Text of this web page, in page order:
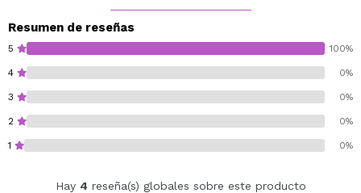
Poseidón con el enigma del tridente dorado de Tritón.
Los colores van desde la suave iridiscencia de las
sílfides hasta los profundos y celestiales tonos
bicromáticos, cada uno de ellos murmurando
suavemente como una ola bajo La Luna de la Sirena,
transportándote a un reino de sereno esplendor
marino.
Cruelty free.
Resumen de reseñas
5 100%
4 0%
3 0%
2 0%
1 0%
Hay 4 reseña(s) globales sobre este producto